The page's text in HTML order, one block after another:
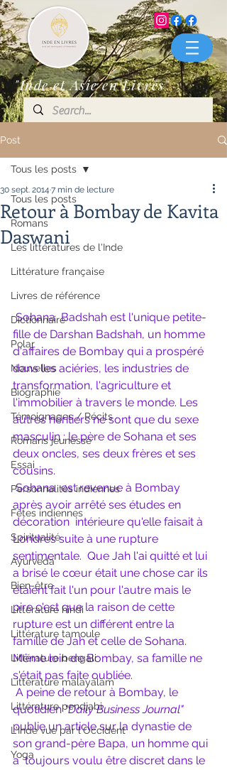
"Inde et Asie en Livres"
Post
Tous les posts
Romans
Les littératures de l'Inde
Littérature française
Livres de référence
Dictionnaire
Polar
Nouvelles
Biographie
Témoignages / Récits
Romans jeunesse
Essai
Personnalités indiennes
Fêtes indiennes
Spiritualité
Ayurveda
Bien-être
Littérature hindi
Littérature tamoule
Littérature bengali
Littérature malayalam
Littérature pendjabi
L'Inde vue par l'Occident
Yoga
Tous les posts
Retour à Bombay de Kavita
Daswani
30 sept. 2014 7 min de lecture
Sohana  Badshah est l'unique petite-
fille de Darshan Badshah, un homme
d'affaires de Bombay qui a prospéré
dans les aciéries, les industries de
transformation, l'agriculture et
l'immobilier à travers le monde. Les
autres héritiers ne sont que du sexe
masculin : le père de Sohana et ses
deux oncles, ses deux frères et ses
cousins.
Sohana  est revenue à Bombay
après avoir arrêté ses études en
décoration  intérieure qu'elle faisait à
Londres suite à une rupture
sentimentale.  Que Jah l'ai quitté et lui
a brisé le cœur était une chose car ils
étaient fait l'un pour l'autre mais le
pire c'est que la raison de cette
rupture est un différent entre la
famille de Jah et celle de Sohana.
Même loin de Bombay, sa famille ne
s'était pas faite oubliée.
A peine de retour à Bombay, le
quotidien "Daily Business Journal"
publie un article sur la dynastie de
son grand-père Bapa, un homme qui
a  toujours voulu être discret dans le